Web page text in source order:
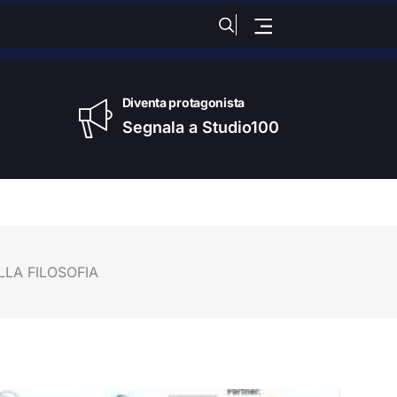
Diventa protagonista
Segnala a Studio100
FILOSOFIA